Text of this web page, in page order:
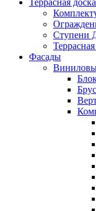
Террасная
Ступени
Фасады
Брус